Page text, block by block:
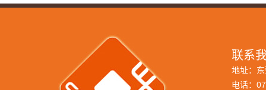
联系
地址：
电话：